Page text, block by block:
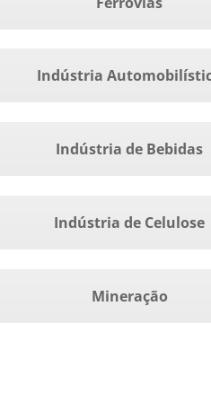
Indústria
Indústria de Bebidas
Indústria de Celulose
Mineração